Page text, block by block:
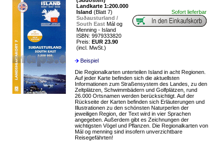
Landkarte 1:200.000
Island (Blatt 7)
Suðausturland /
South East Mál og
Menning - Island
ISBN: 9979333820
Preis: EUR 23.90
(incl. MwSt.)
Sofort lieferbar
Beispiel
Die Regionalkarten unterteilen Island in acht Regionen.
Auf jeder Karte befinden sich die aktuellsten
Informationen zum Straßensystem des Landes, zu den
Zeltplätzen, Schwimmbädern und Golfplätzen, rund
26.000 Ortsnamen werden berücksichtigt. Auf der
Rückseite der Karten befinden sich Erläuterungen und
Illustrationen zu den schönsten Naturperlen der
jeweiligen Region, der Text wird in vier Sprachen
angegeben. Außerdem gibt es Zeichnungen der
wichtigsten Vögel und Pflanzen. Die Regionalkarten von
Mál og menning sind insofern unverzichtbare
Reisegefährten!